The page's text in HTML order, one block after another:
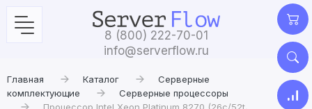
8 (800) 222-70-01
info@serverflow.ru
Главная Каталог
Серверные
комплектующие
Серверные процессоры